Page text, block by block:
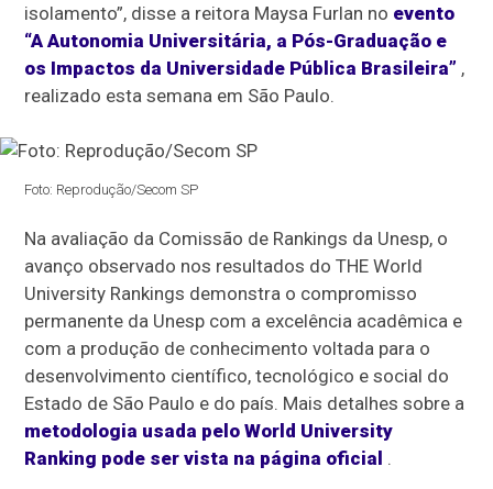
isolamento”, disse a reitora Maysa Furlan no evento
“A Autonomia Universitária, a Pós-Graduação e
os Impactos da Universidade Pública Brasileira” ,
realizado esta semana em São Paulo.
Foto: Reprodução/Secom SP
Na avaliação da Comissão de Rankings da Unesp, o
avanço observado nos resultados do THE World
University Rankings demonstra o compromisso
permanente da Unesp com a excelência acadêmica e
com a produção de conhecimento voltada para o
desenvolvimento científico, tecnológico e social do
Estado de São Paulo e do país. Mais detalhes sobre a
metodologia usada pelo World University
Ranking pode ser vista na página oficial .